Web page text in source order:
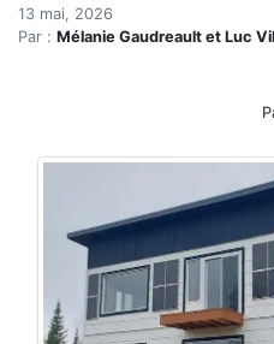
Accueil
Articles
Fabriquer ses propres
Fabriquer ses
13 mai, 2026
Par : Mélanie Gaudreault et Luc